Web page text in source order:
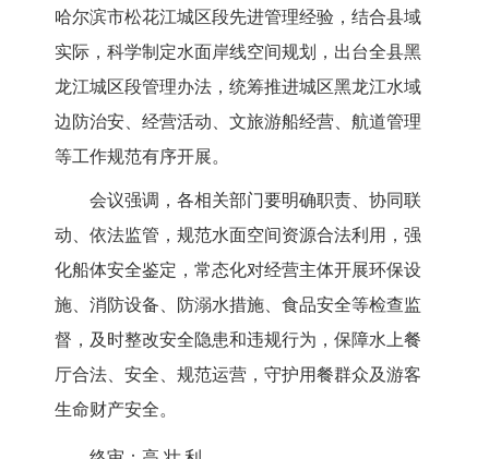
哈尔滨市松花江城区段先进管理经验，结合县域
实际，科学制定水面岸线空间规划，出台全县黑
龙江城区段管理办法，统筹推进城区黑龙江水域
边防治安、经营活动、文旅游船经营、航道管理
等工作规范有序开展。
会议强调，各相关部门要明确职责、协同联
动、依法监管，规范水面空间资源合法利用，强
化船体安全鉴定，常态化对经营主体开展环保设
施、消防设备、防溺水措施、食品安全等检查监
督，及时整改安全隐患和违规行为，保障水上餐
厅合法、安全、规范运营，守护用餐群众及游客
生命财产安全。